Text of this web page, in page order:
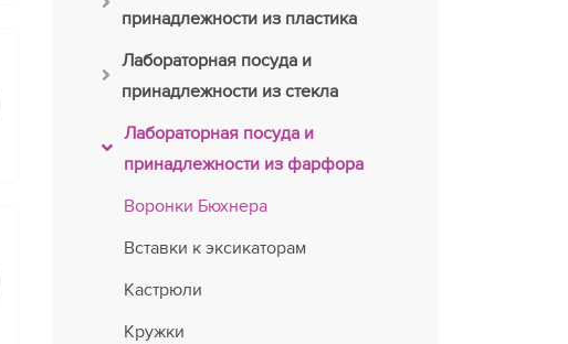
принадлежности из пластика
Лабораторная посуда и
принадлежности из стекла
Лабораторная посуда и
принадлежности из фарфора
Воронки Бюхнера
Вставки к эксикаторам
Кастрюли
Кружки